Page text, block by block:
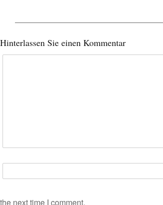
Hinterlassen Sie einen Kommentar
the next time I comment.